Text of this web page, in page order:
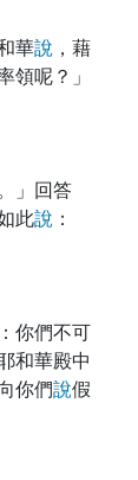
華說 ，藉
領呢？」
」回答
此說 ：
：你們不可
和華殿中
你們說假